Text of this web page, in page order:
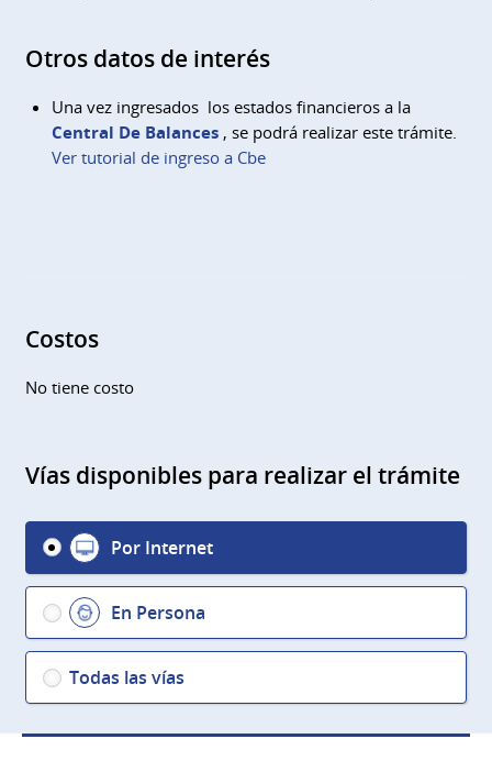
Otros datos de interés
Una vez ingresados los estados financieros a la
Central De Balances, se podrá realizar este trámite.
Ver tutorial de ingreso a Cbe
Costos
No tiene costo
Vías disponibles para realizar el trámite
Por Internet
En Persona
Todas las vías